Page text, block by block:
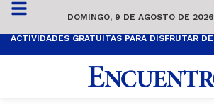
DOMINGO, 9 DE AGOSTO DE 2026